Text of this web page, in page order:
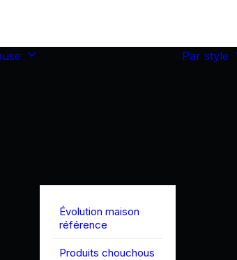
Évolution maison
référence
Produits chouchous
Par style